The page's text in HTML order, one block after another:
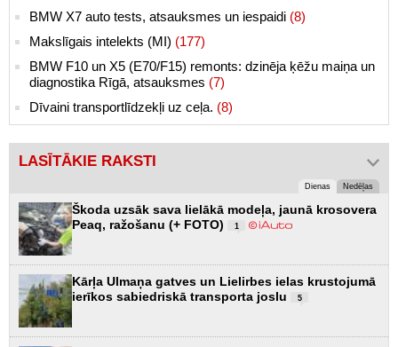
BMW X7 auto tests, atsauksmes un iespaidi (8)
Makslīgais intelekts (MI) (177)
BMW F10 un X5 (E70/F15) remonts: dzinēja ķēžu maiņa un
diagnostika Rīgā, atsauksmes (7)
Dīvaini transportlīdzekļi uz ceļa. (8)
LASĪTĀKIE RAKSTI
Dienas Nedēļas
Škoda uzsāk sava lielākā modeļa, jaunā krosovera
Peaq, ražošanu (+ FOTO)
1
Kārļa Ulmaņa gatves un Lielirbes ielas krustojumā
ierīkos sabiedriskā transporta joslu
5